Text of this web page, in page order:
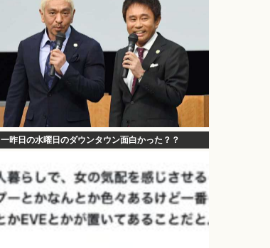
一昨日の水曜日のダウンタウン面白かった？？